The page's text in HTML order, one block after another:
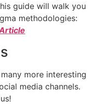
guide will walk you
methodologies:
more interesting
media channels.